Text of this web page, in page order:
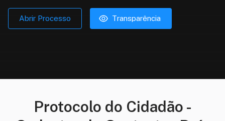
Abrir Processo Transparência
Protocolo do Cidadão -